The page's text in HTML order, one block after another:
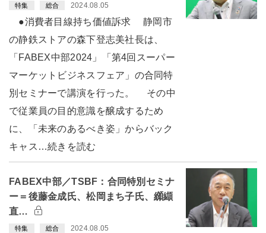
特集 総合 2024.08.05
●消費者目線持ち価値訴求 静岡市
の静鉄ストアの森下登志美社長は、
「FABEX中部2024」「第4回スーパー
マーケットビジネスフェア」の合同特
別セミナーで講演を行った。 その中
で従業員の目的意識を醸成するため
に、「未来のあるべき姿」からバック
キャス…続きを読む
FABEX中部／TSBF：合同特別セミナ
ー＝後藤金成氏、松岡まち子氏、纐纈
直…
特集 総合 2024.08.05